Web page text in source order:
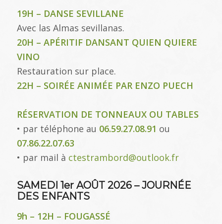
19H – DANSE SEVILLANE
Avec las Almas sevillanas.
20H – APÉRITIF DANSANT QUIEN QUIERE
VINO
Restauration sur place.
22H – SOIRÉE ANIMÉE PAR ENZO PUECH
RÉSERVATION DE TONNEAUX OU TABLES
• par téléphone au 06.59.27.08.91 ou
07.86.22.07.63
• par mail à ctestrambord@outlook.fr
SAMEDI 1er AOÛT 2026 – JOURNÉE
DES ENFANTS
9h – 12H – FOUGASSÉ